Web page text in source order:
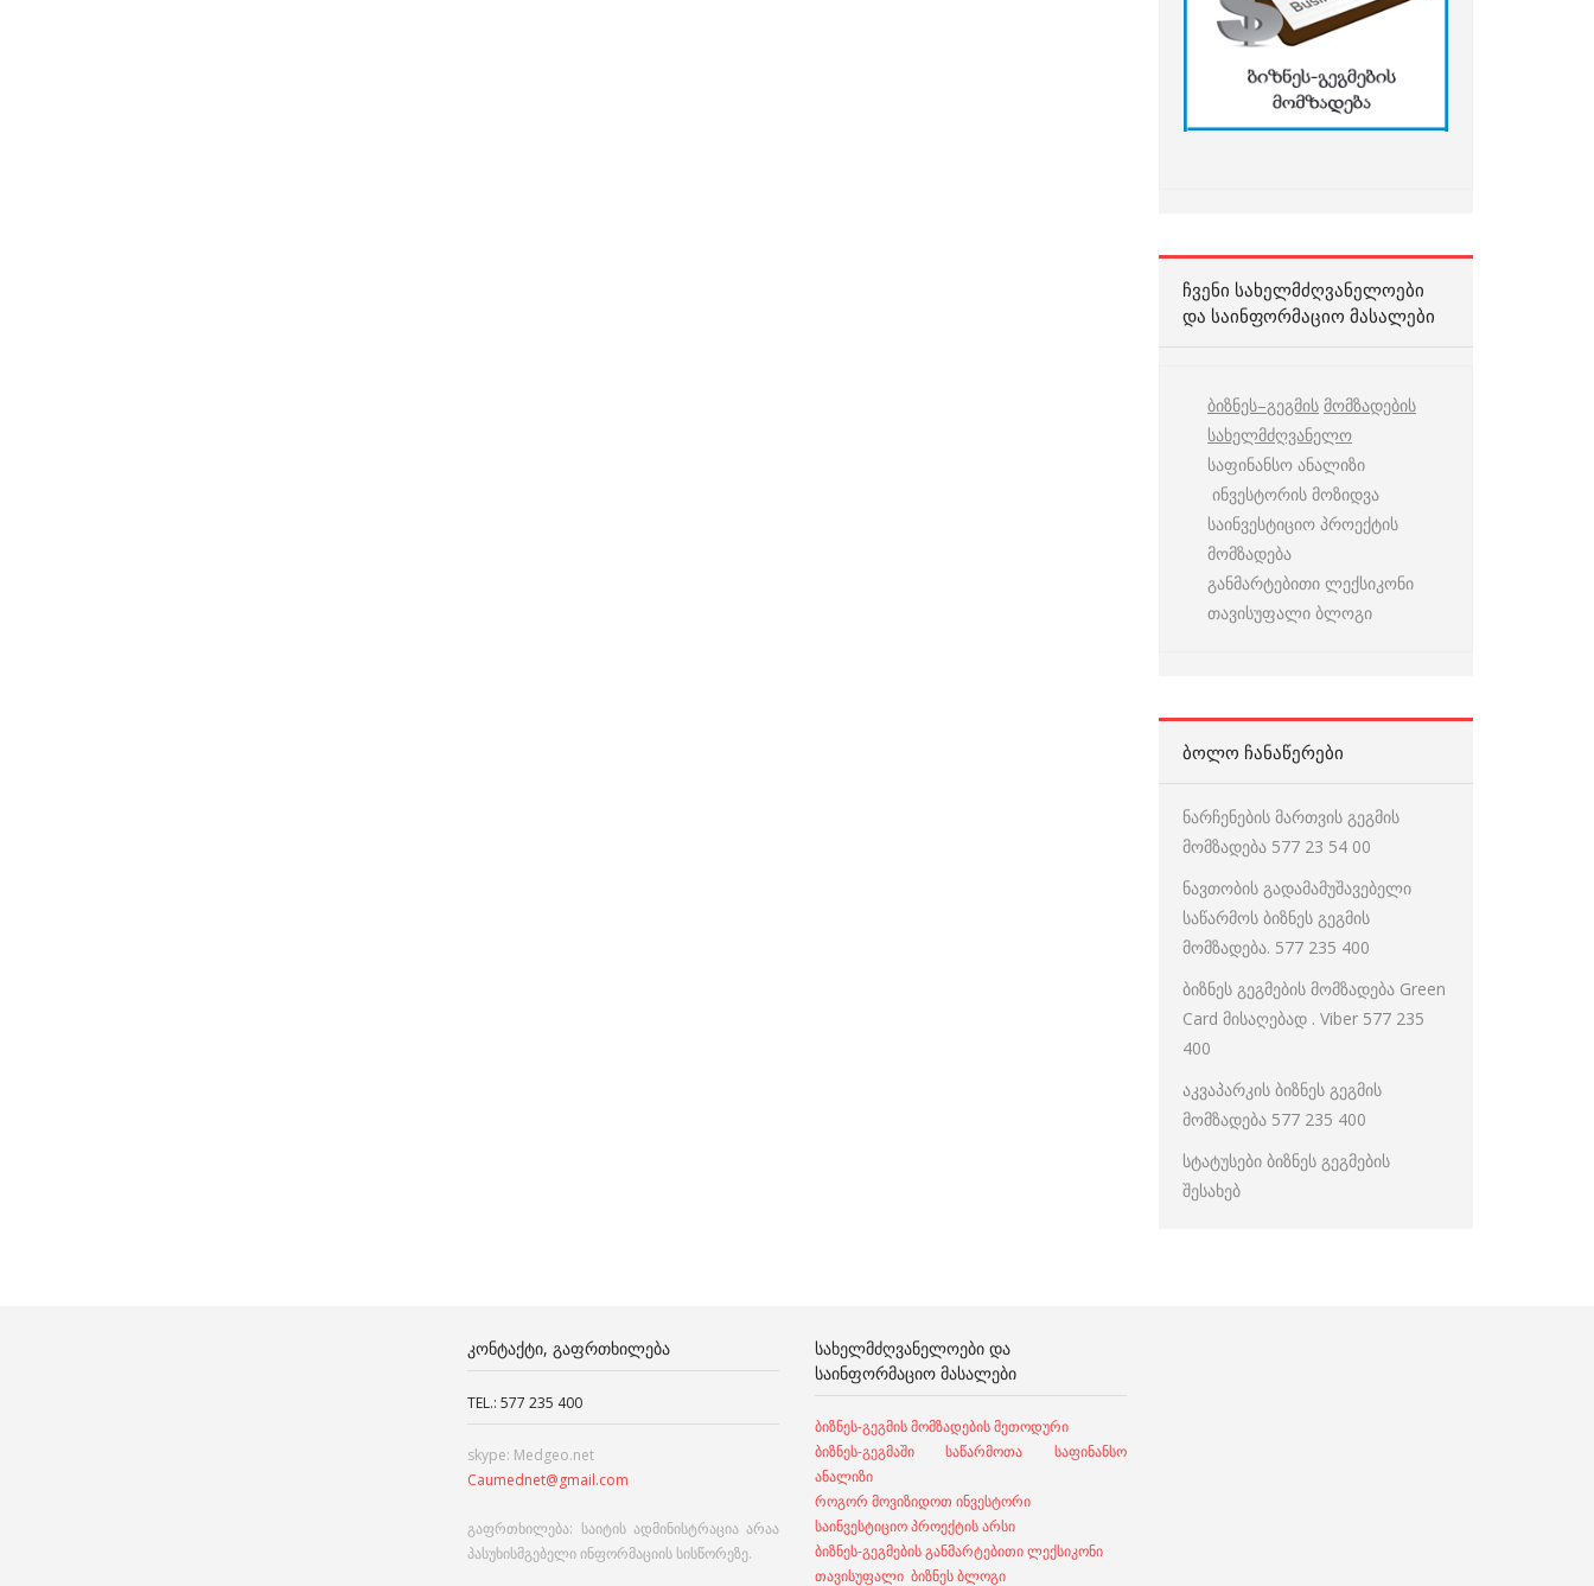
ᲩᲕᲔᲜᲘ ᲡᲐᲮᲔᲚᲛᲫᲦᲕᲐᲜᲔᲚᲝᲔᲑᲘ
ᲓᲐ ᲡᲐᲘᲜᲤᲝᲠᲛᲐᲪᲘᲝ ᲛᲐᲡᲐᲚᲔᲑᲘ
ბიზნეს–გეგმის მომზადების
სახელმძღვანელო
საფინანსო ანალიზი
ინვესტორის მოზიდვა
საინვესტიციო პროექტის
მომზადება
განმარტებითი ლექსიკონი
თავისუფალი ბლოგი
ᲑᲝᲚᲝ ᲩᲐᲜᲐᲬᲔᲠᲔᲑᲘ
ნარჩენების მართვის გეგმის
მომზადება 577 23 54 00
ნავთობის გადამამუშავებელი
საწარმოს ბიზნეს გეგმის
მომზადება. 577 235 400
ბიზნეს გეგმების მომზადება Green
Card მისაღებად . Viber 577 235
400
აკვაპარკის ბიზნეს გეგმის
მომზადება 577 235 400
სტატუსები ბიზნეს გეგმების
შესახებ
ᲙᲝᲜᲢᲐᲥᲢᲘ, ᲒᲐᲤᲠᲗᲮᲘᲚᲔᲑᲐ
TEL.: 577 235 400
skype: Medgeo.net
Caumednet@gmail.com
გაფრთხილება: საიტის ადმინისტრაცია არაა
პასუხისმგებელი ინფორმაციის სისწორეზე.
ᲡᲐᲮᲔᲚᲛᲫᲦᲕᲐᲜᲔᲚᲝᲔᲑᲘ ᲓᲐ
ᲡᲐᲘᲜᲤᲝᲠᲛᲐᲪᲘᲝ ᲛᲐᲡᲐᲚᲔᲑᲘ
ბიზნეს-გეგმის მომზადების მეთოდური
ბიზნეს-გეგმაში საწარმოთა საფინანსო
ანალიზი
როგორ მოვიზიდოთ ინვესტორი
საინვესტიციო პროექტის არსი
ბიზნეს-გეგმების განმარტებითი ლექსიკონი
თავისუფალი ბიზნეს ბლოგი